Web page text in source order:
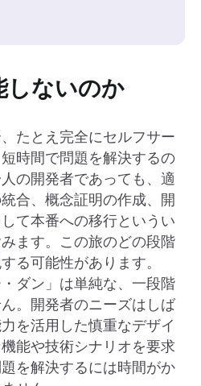
しないのか
たとえ完全にセルフサー
時間で問題を解決するの
の開発者であっても、適
合、概念証明の作成、開
て本番への移行というい
ます。この旅のどの段階
る可能性があります。
ダン」は単純な、一段階
。開発者のニーズはしば
を活用した慎重なデザイ
能や技術シナリオを要求
を解決するには時間がか